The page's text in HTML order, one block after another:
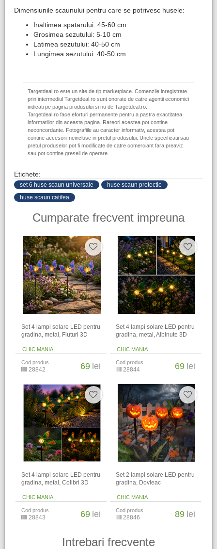
Dimensiunile scaunului pentru care se potrivesc husele:
Inaltimea spatarului: 45-60 cm
Grosimea sezutului: 5-10 cm
Latimea sezutului: 40-50 cm
Lungimea sezutului: 40-50 cm
Targetdeal.ro este un site de tip marketplace. Comenzile inregistrate
prin intermediul Targetdeal.ro sunt onorate de catre agentii economici
indicati pe pagina produsului si nu de Targetdeal.ro.
Targetdeal.ro face eforturi permanente pentru a pastra exactitatea
informatiilor din aceasta pagina. Rareori acestea pot contine
neconcordante. Fotografiile au caracter informativ, acestea pot
contine accesorii neincluse in pretul produsului. Unele specificatii sau
pretul produselor pot fi modificate de catre comerciant fara preaviz
sau pot contine greseli de operare.
Etichete:
set 6 huse scaun universale
huse scaun protectie
huse scaun catifea
Cumparate frecvent impreuna
Set 4 lampi solare LED pentru
gradina, metal, Fluturi 3D
CHIC MANIA
Cod produs
28842 69 lei
Set 4 lampi solare LED pentru
gradina, metal, Albinute 3D
CHIC MANIA
Cod produs
28844 69 lei
Set 4 lampi solare LED pentru
gradina, metal, Colibri 3D
CHIC MANIA
Cod produs
28843 69 lei
Set 2 lampi solare LED pentru
gradina, Dovleac
CHIC MANIA
Cod produs
28846 89 lei
Intrebari frecvente